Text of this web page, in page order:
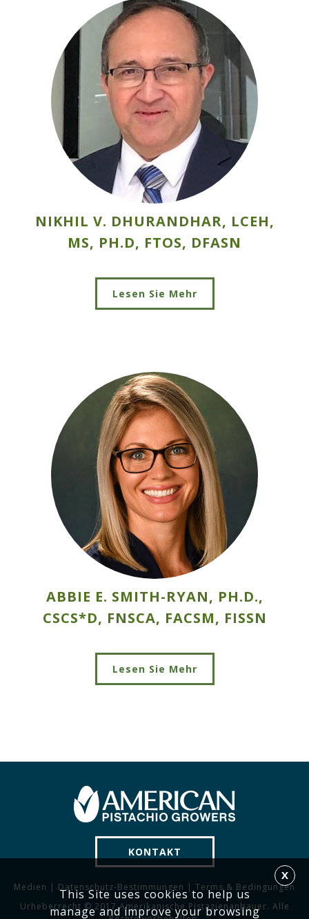
NIKHIL V. DHURANDHAR, LCEH,
MS, PH.D, FTOS, DFASN
Lesen Sie Mehr
ABBIE E. SMITH-RYAN, PH.D.,
CSCS*D, FNSCA, FACSM, FISSN
Lesen Sie Mehr
KONTAKT
Medien | Datenschutz-Bestimmungen | Terms & Bedingungen
Urheberrecht © 2017 Amerikanische Pistazienanbauer. Alle
X
This Site uses cookies to help us
manage and improve your browsing